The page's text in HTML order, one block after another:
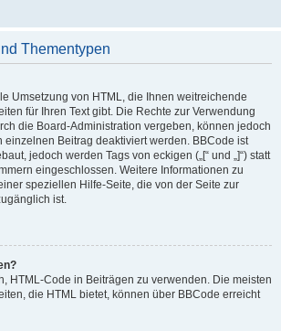
Thementypen
Umsetzung von HTML, die Ihnen weitreichende
für Ihren Text gibt. Die Rechte zur Verwendung
die Board-Administration vergeben, können jedoch
einzelnen Beitrag deaktiviert werden. BBCode ist
jedoch werden Tags von eckigen („[“ und „]“) statt
eingeschlossen. Weitere Informationen zu
speziellen Hilfe-Seite, die von der Seite zur
ist.
HTML-Code in Beiträgen zu verwenden. Die meisten
die HTML bietet, können über BBCode erreicht